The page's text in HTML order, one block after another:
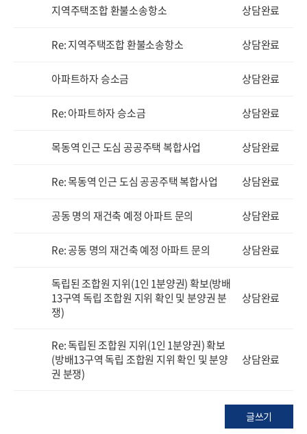
지역주택조합 환불소송항소 상담완료
Re: 지역주택조합 환불소송항소 상담완료
아파트하자 승소금 상담완료
Re: 아파트하자 승소금 상담완료
목동역 인근 도심 공공주택 복합사업 상담완료
Re: 목동역 인근 도심 공공주택 복합사업 상담완료
공동 명의 재건축 예정 아파트 문의 상담완료
Re: 공동 명의 재건축 예정 아파트 문의 상담완료
독립된 조합원 지위(1인 1분양권) 확보(방배
13구역 독립 조합원 지위 확인 및 분양권 분
쟁)
상담완료
Re: 독립된 조합원 지위(1인 1분양권) 확보
(방배13구역 독립 조합원 지위 확인 및 분양
권 분쟁)
상담완료
글쓰기